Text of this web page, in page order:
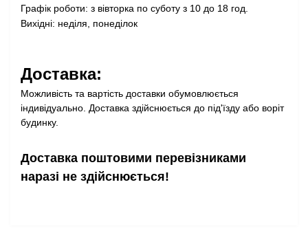
Графік роботи: з вівторка по суботу з 10 до 18 год.
Вихідні: неділя, понеділок
Доставка:
Можливість та вартість доставки обумовлюється
індивідуально. Доставка здійснюється до під'їзду або воріт
будинку.
Доставка поштовими перевізниками
наразі не здійснюється!